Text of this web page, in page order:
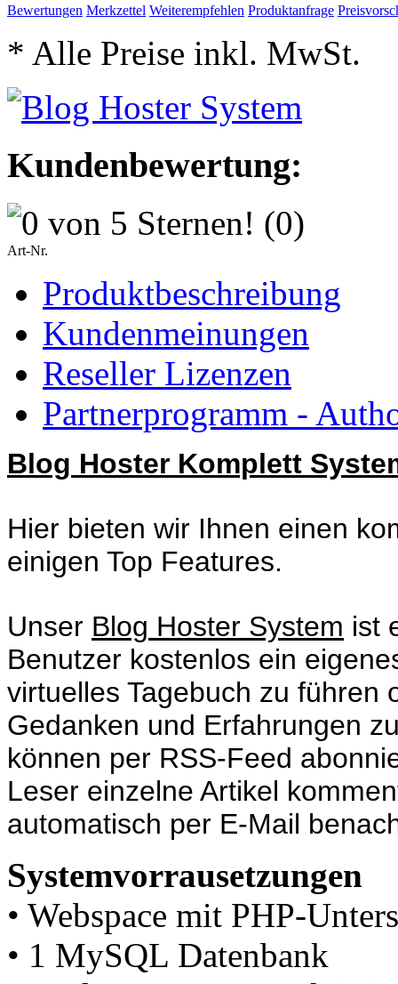
Bewertungen Merkzettel Weiterempfehlen Produktanfrage
* Alle Preise inkl. MwSt.
Kundenbewertung:
(0)
Art-Nr.
Produktbeschreibung
Kundenmeinungen
Reseller Lizenzen
Partnerprogramm -
Blog Hoster Komplett
Hier bieten wir Ihnen einen
einigen Top Features.
Unser Blog Hoster System ist
Benutzer kostenlos ein
virtuelles Tagebuch zu führen
Gedanken und Erfahrungen
können per RSS-Feed
Leser einzelne Artikel
automatisch per E-Mail
Systemvorrausetzungen
• Webspace mit PHP-
• 1 MySQL Datenbank